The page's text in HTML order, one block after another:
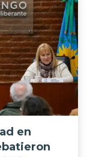
en